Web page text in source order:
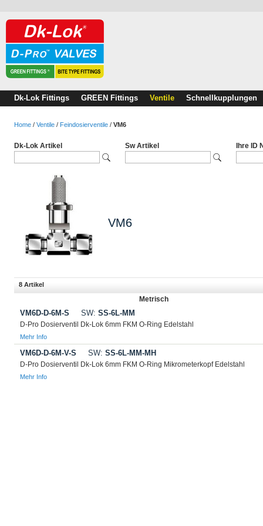
Dk-Lok Fittings GREEN Fittings Ventile Schnellkupplungen
Home / Ventile / Feindosierventile / VM6
Dk-Lok Artikel Sw Artikel Ihre ID
VM6
8 Artikel
Metrisch
VM6D-D-6M-S SW: SS-6L-MM
D-Pro Dosierventil Dk-Lok 6mm FKM O-Ring Edelstahl
Mehr Info
VM6D-D-6M-V-S SW: SS-6L-MM-MH
D-Pro Dosierventil Dk-Lok 6mm FKM O-Ring Mikrometerkopf Edelstahl
Mehr Info